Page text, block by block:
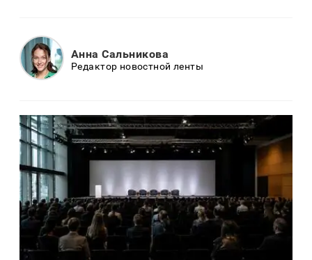
Анна Сальникова
Редактор новостной ленты